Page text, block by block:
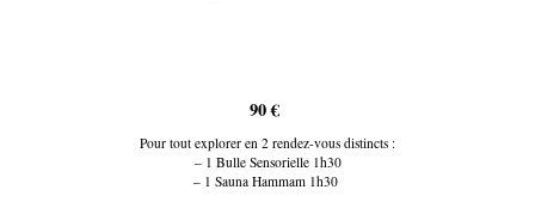
90 €
Pour tout explorer en 2 rendez-vous distincts :
– 1 Bulle Sensorielle 1h30
– 1 Sauna Hammam 1h30